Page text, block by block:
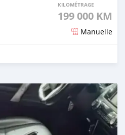
KILOMÉTRAGE
199 000 KM
Manuelle